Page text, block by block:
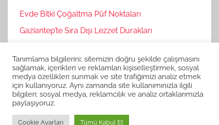
Evde Bitki Çoğaltma Püf Noktaları
Gaziantep’te Sıra Dışı Lezzet Durakları
Korku Oyunları İle Stres Atma
Strateji Oyunlarının Zihinsel Faydaları
Tanımlama bilgilerini; sitemizin doğru şekilde çalışmasını
sağlamak, içerikleri ve reklamları kişiselleştirmek, sosyal
medya özellikleri sunmak ve site trafiğimizi analiz etmek
için kullanıyoruz. Aynı zamanda site kullanımınızla ilgili
bilgileri; sosyal medya, reklamcılık ve analiz ortaklarımızla
paylaşıyoruz.
Cookie Ayarları Tümü Kabul Et